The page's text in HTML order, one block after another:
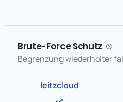
Brute-Force Schutz
Begrenzung wiederholter